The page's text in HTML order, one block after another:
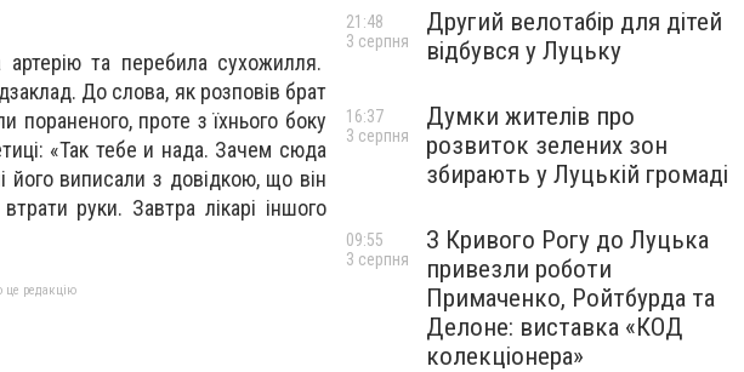
артерію та перебила сухожилля.
До слова, як розповів брат
пораненого, проте з їхнього боку
«Так тебе и нада. Зачем сюда
його виписали з довідкою, що він
руки. Завтра лікарі іншого
це редакцію
Другий велотабір для дітей
відбувся у Луцьку
21:48
3 серпня
Думки жителів про
розвиток зелених зон
збирають у Луцькій громаді
16:37
3 серпня
З Кривого Рогу до Луцька
привезли роботи
Примаченко, Ройтбурда та
Делоне: виставка «КОД
колекціонера»
09:55
3 серпня